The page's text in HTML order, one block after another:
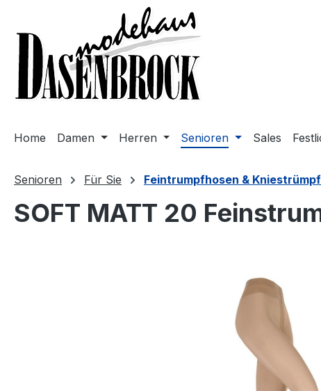
Hauptinhalt springen
Zur Hauptnavigation springen
Home Damen Herren Senioren Sales
Senioren Für Sie Feintrumpfhosen &
SOFT MATT 20